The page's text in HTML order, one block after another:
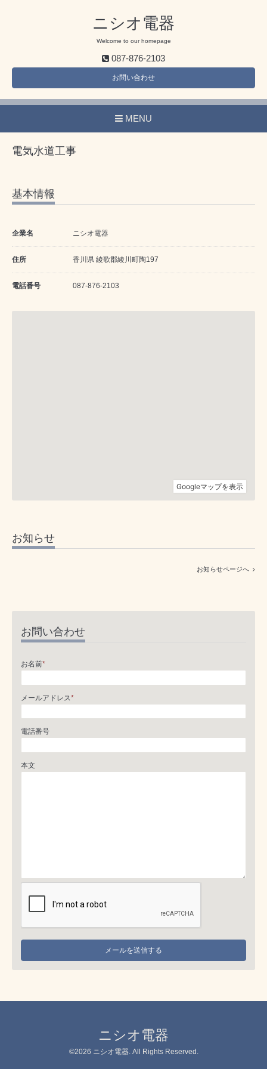
ニシオ電器
Welcome to our homepage
087-876-2103
お問い合わせ
MENU
電気水道工事
基本情報
企業名 ニシオ電器
住所 香川県 綾歌郡綾川町陶197
電話番号 087-876-2103
お知らせ
お知らせページへ
お問い合わせ
お名前*
メールアドレス*
電話番号
本文
ニシオ電器
©2026 ニシオ電器. All Rights Reserved.